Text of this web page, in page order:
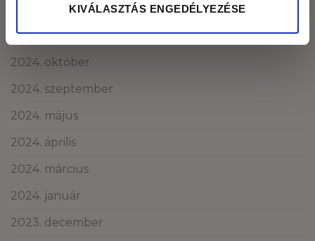
KIVÁLASZTÁS ENGEDÉLYEZÉSE
2025. január
2024. november
2024. október
2024. szeptember
2024. május
2024. április
2024. március
2024. január
2023. december